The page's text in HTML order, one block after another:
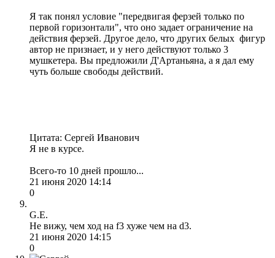
Я так понял условие "передвигая ферзей только по
первой горизонтали", что оно задает ограничение на
действия ферзей. Другое дело, что других белых фигур
автор не признает, и у него действуют только 3
мушкетера. Вы предложили Д'Артаньяна, а я дал ему
чуть больше свободы действий.
Цитата: Сергей Иванович
Я не в курсе.
Всего-то 10 дней прошло...
21 июня 2020 14:14
0
G.E.
Не вижу, чем ход на f3 хуже чем на d3.
21 июня 2020 14:15
0